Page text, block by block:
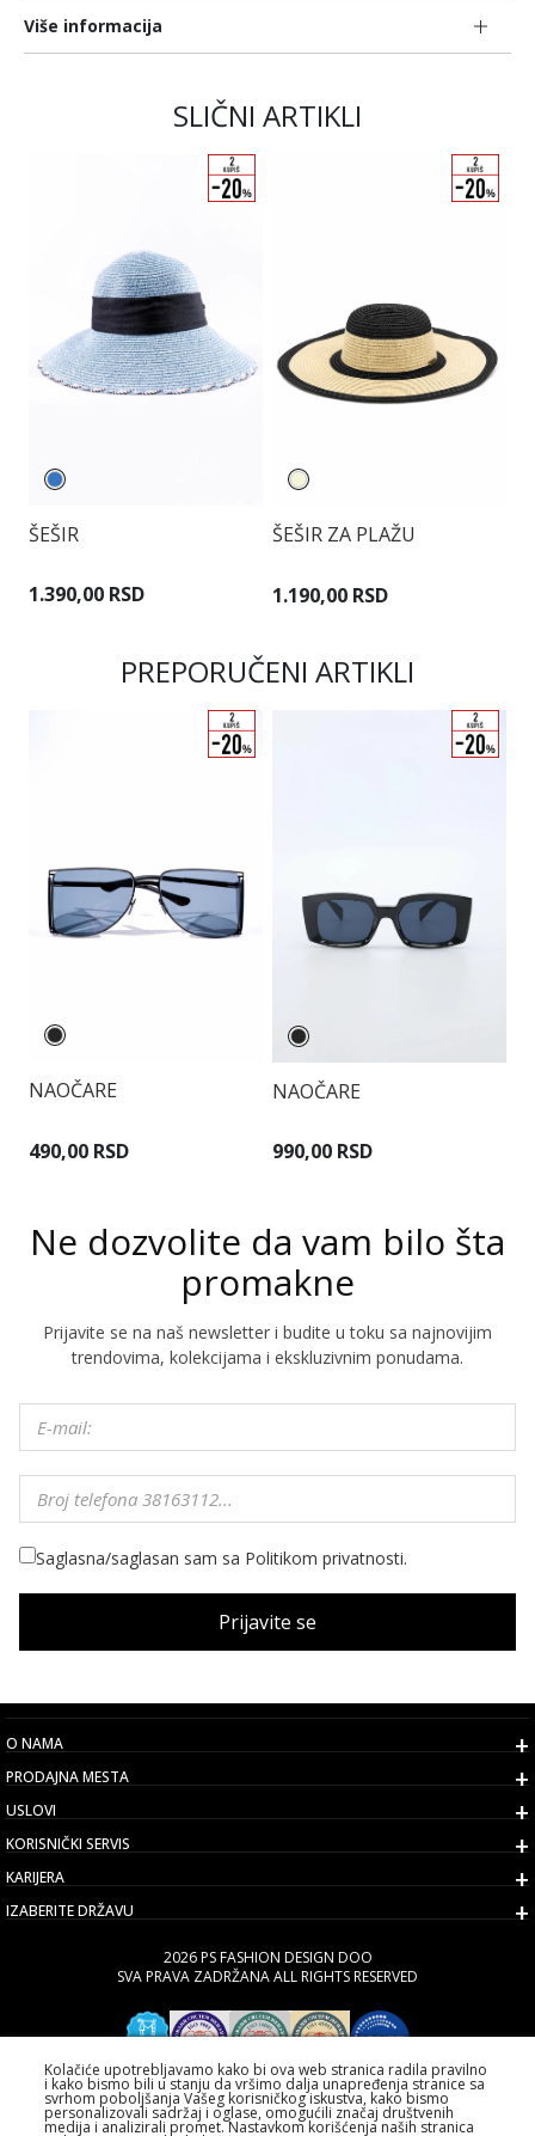
Više informacija
SLIČNI ARTIKLI
ŠEŠIR
1.390,00 RSD
ŠEŠIR ZA PLAŽU
1.190,00 RSD
PREPORUČENI ARTIKLI
NAOČARE
490,00 RSD
NAOČARE
990,00 RSD
Ne dozvolite da vam bilo šta
promakne
Prijavite se na naš newsletter i budite u toku sa najnovijim
trendovima, kolekcijama i ekskluzivnim ponudama.
Saglasna/saglasan sam sa Politikom privatnosti.
Prijavite se
O NAMA
PRODAJNA MESTA
USLOVI
KORISNIČKI SERVIS
KARIJERA
IZABERITE DRŽAVU
2026 PS FASHION DESIGN DOO
SVA PRAVA ZADRŽANA ALL RIGHTS RESERVED
Kolačiće upotrebljavamo kako bi ova web stranica radila pravilno
i kako bismo bili u stanju da vršimo dalja unapređenja stranice sa
svrhom poboljšanja Vašeg korisničkog iskustva, kako bismo
personalizovali sadržaj i oglase, omogućili značaj društvenih
medija i analizirali promet. Nastavkom korišćenja naših stranica